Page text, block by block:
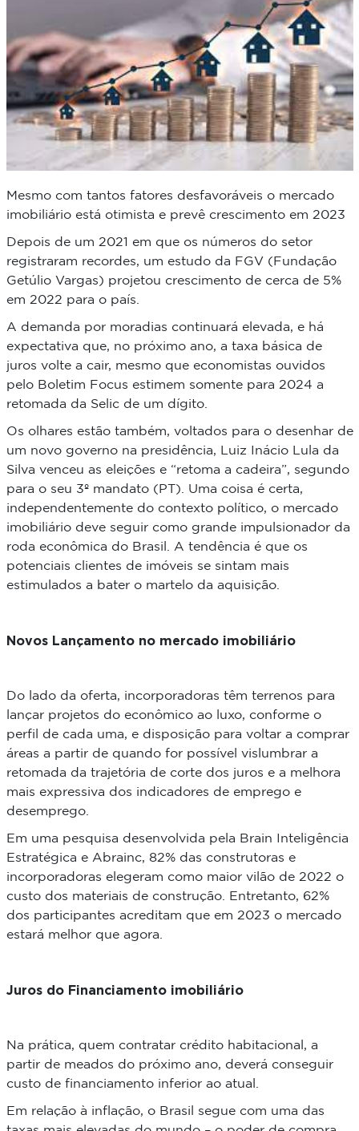
Mesmo com tantos fatores desfavoráveis o mercado
imobiliário está otimista e prevê crescimento em 2023
Depois de um 2021 em que os números do setor
registraram recordes, um estudo da FGV (Fundação
Getúlio Vargas) projetou crescimento de cerca de 5%
em 2022 para o país.
A demanda por moradias continuará elevada, e há
expectativa que, no próximo ano, a taxa básica de
juros volte a cair, mesmo que economistas ouvidos
pelo Boletim Focus estimem somente para 2024 a
retomada da Selic de um dígito.
Os olhares estão também, voltados para o desenhar de
um novo governo na presidência, Luiz Inácio Lula da
Silva venceu as eleições e “retoma a cadeira”, segundo
para o seu 3º mandato (PT). Uma coisa é certa,
independentemente do contexto político, o mercado
imobiliário deve seguir como grande impulsionador da
roda econômica do Brasil. A tendência é que os
potenciais clientes de imóveis se sintam mais
estimulados a bater o martelo da aquisição.
Novos Lançamento no mercado imobiliário
Do lado da oferta, incorporadoras têm terrenos para
lançar projetos do econômico ao luxo, conforme o
perfil de cada uma, e disposição para voltar a comprar
áreas a partir de quando for possível vislumbrar a
retomada da trajetória de corte dos juros e a melhora
mais expressiva dos indicadores de emprego e
desemprego.
Em uma pesquisa desenvolvida pela Brain Inteligência
Estratégica e Abrainc, 82% das construtoras e
incorporadoras elegeram como maior vilão de 2022 o
custo dos materiais de construção. Entretanto, 62%
dos participantes acreditam que em 2023 o mercado
estará melhor que agora.
Juros do Financiamento imobiliário
Na prática, quem contratar crédito habitacional, a
partir de meados do próximo ano, deverá conseguir
custo de financiamento inferior ao atual.
Em relação à inflação, o Brasil segue com uma das